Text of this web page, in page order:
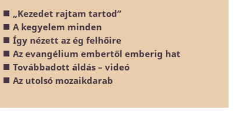
„Kezedet rajtam tartod”
A kegyelem minden
Így nézett az ég felhőire
Az evangélium embertől emberig hat
Továbbadott áldás – videó
Az utolsó mozaikdarab